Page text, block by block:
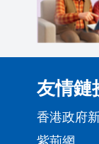
友情鏈
香港政府